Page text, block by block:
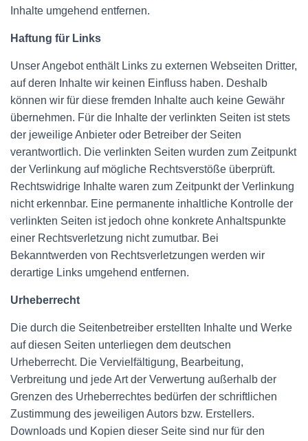
Inhalte umgehend entfernen.
Haftung für Links
Unser Angebot enthält Links zu externen Webseiten Dritter,
auf deren Inhalte wir keinen Einfluss haben. Deshalb
können wir für diese fremden Inhalte auch keine Gewähr
übernehmen. Für die Inhalte der verlinkten Seiten ist stets
der jeweilige Anbieter oder Betreiber der Seiten
verantwortlich. Die verlinkten Seiten wurden zum Zeitpunkt
der Verlinkung auf mögliche Rechtsverstöße überprüft.
Rechtswidrige Inhalte waren zum Zeitpunkt der Verlinkung
nicht erkennbar. Eine permanente inhaltliche Kontrolle der
verlinkten Seiten ist jedoch ohne konkrete Anhaltspunkte
einer Rechtsverletzung nicht zumutbar. Bei
Bekanntwerden von Rechtsverletzungen werden wir
derartige Links umgehend entfernen.
Urheberrecht
Die durch die Seitenbetreiber erstellten Inhalte und Werke
auf diesen Seiten unterliegen dem deutschen
Urheberrecht. Die Vervielfältigung, Bearbeitung,
Verbreitung und jede Art der Verwertung außerhalb der
Grenzen des Urheberrechtes bedürfen der schriftlichen
Zustimmung des jeweiligen Autors bzw. Erstellers.
Downloads und Kopien dieser Seite sind nur für den